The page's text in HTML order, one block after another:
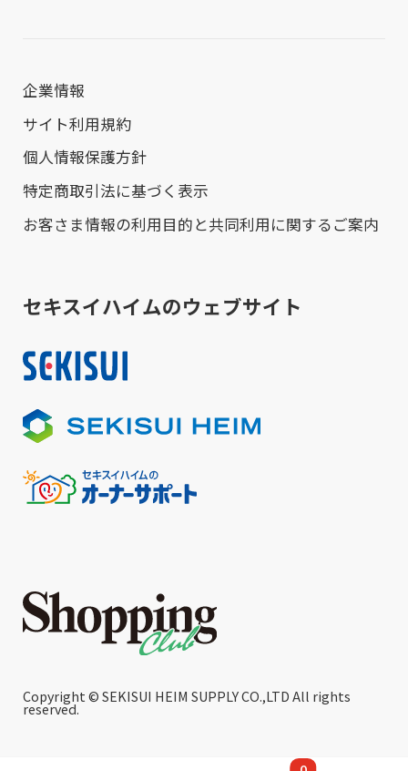
企業情報
サイト利用規約
個人情報保護方針
特定商取引法に基づく表示
お客さま情報の利用目的と共同利用に関するご案内
セキスイハイムのウェブサイト
Copyright © SEKISUI HEIM SUPPLY CO.,LTD All rights
reserved.